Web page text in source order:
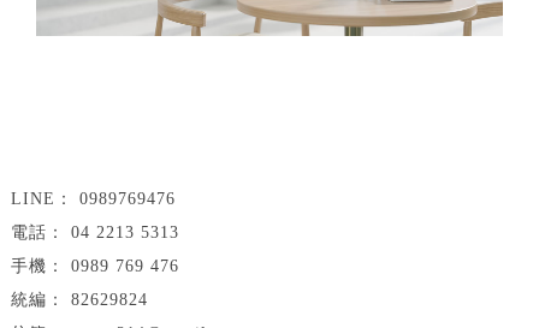
0989769476
04 2213 5313
0989 769 476
82629824